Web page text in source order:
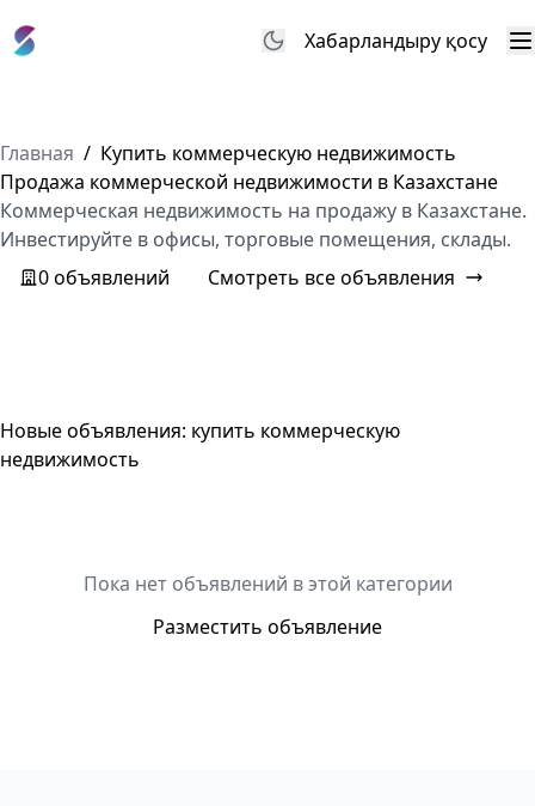
Хабарландыру қосу
Главная / Купить коммерческую недвижимость
Продажа коммерческой недвижимости в Казахстане
Коммерческая недвижимость на продажу в Казахстане.
Инвестируйте в офисы, торговые помещения, склады.
0 объявлений
Смотреть все объявления
Новые объявления: купить коммерческую
недвижимость
Пока нет объявлений в этой категории
Разместить объявление